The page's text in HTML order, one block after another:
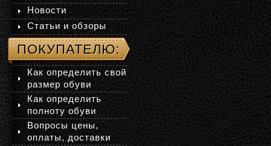
Новости
Статьи и обзоры
ПОКУПАТЕЛЮ:
Как определить свой
размер обуви
Как определить
полноту обуви
Вопросы цены,
оплаты, доставки